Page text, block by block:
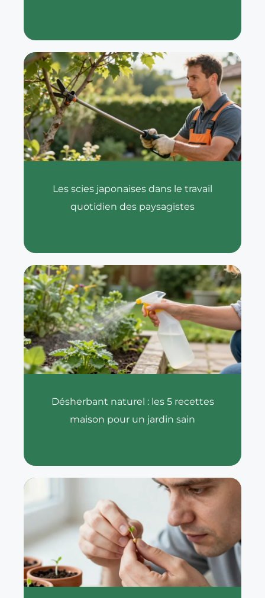
Les scies japonaises dans le travail
quotidien des paysagistes
Désherbant naturel : les 5 recettes
maison pour un jardin sain